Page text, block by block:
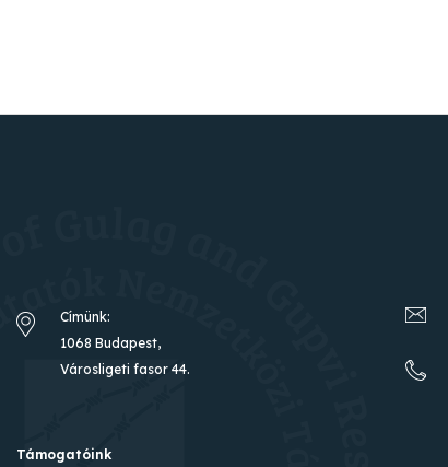
Címünk:
1068 Budapest,
Városligeti fasor 44.
Támogatóink